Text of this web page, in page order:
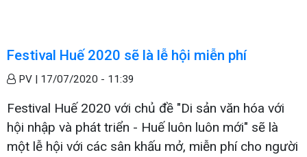
Festival Huế 2020 sẽ là lễ hội miễn phí
PV | 17/07/2020 - 11:39
Festival Huế 2020 với chủ đề "Di sản văn hóa với
hội nhập và phát triển - Huế luôn luôn mới" sẽ là
một lễ hội với các sân khấu mở, miễn phí cho người